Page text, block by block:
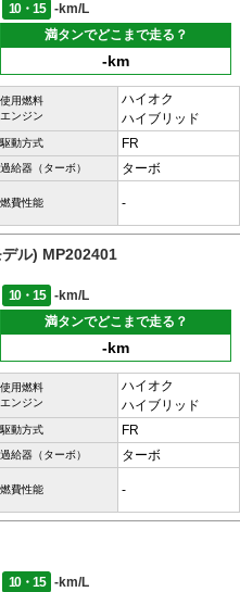
10・15
-km/L
満タンでどこまで走る？
-km
使用燃料
エンジン
ハイオク
ハイブリッド
駆動方式 FR
過給器（ターボ） ターボ
燃費性能 -
ル) MP202401
10・15
-km/L
満タンでどこまで走る？
-km
使用燃料
エンジン
ハイオク
ハイブリッド
駆動方式 FR
過給器（ターボ） ターボ
燃費性能 -
10・15
-km/L